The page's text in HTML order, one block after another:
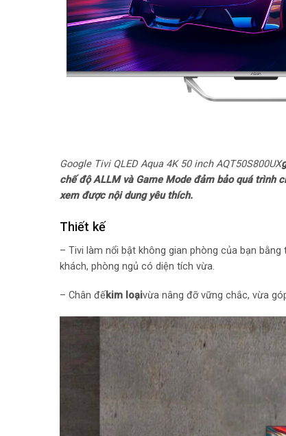
Google Tivi QLED Aqua 4K 50 inch AQT50S800UX
chế độ ALLM và Game Mode đảm bảo quá trình
xem được nội dung yêu thích.
Thiết kế
– Tivi làm nổi bật không gian phòng của bạn
khách, phòng ngủ có diện tích vừa.
– Chân đếkim loạivừa nâng đỡ vững chắc, vừa